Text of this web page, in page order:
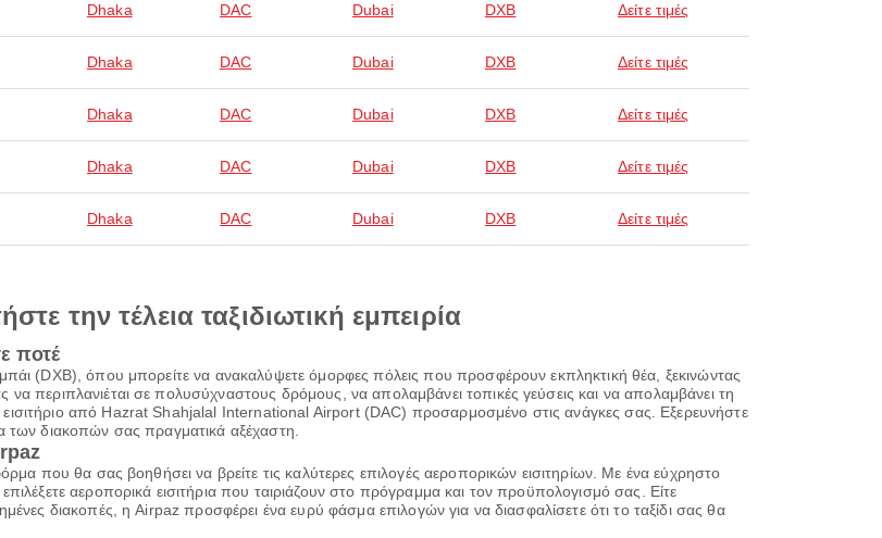
Dhaka DAC Dubai DXB Δείτε τιμές
Dhaka DAC Dubai DXB Δείτε τιμές
Dhaka DAC Dubai DXB Δείτε τιμές
Dhaka DAC Dubai DXB Δείτε τιμές
Dhaka DAC Dubai DXB Δείτε τιμές
την τέλεια ταξιδιωτική εμπειρία
ποτέ
(DXB), όπου μπορείτε να ανακαλύψετε όμορφες πόλεις που προσφέρουν εκπληκτική θέα, ξεκινώντας
περιπλανιέται σε πολυσύχναστους δρόμους, να απολαμβάνει τοπικές γεύσεις και να απολαμβάνει τη
εισιτήριο από Hazrat Shahjalal International Airport (DAC) προσαρμοσμένο στις ανάγκες σας. Εξερευνήστε
των διακοπών σας πραγματικά αξέχαστη.
που θα σας βοηθήσει να βρείτε τις καλύτερες επιλογές αεροπορικών εισιτηρίων. Με ένα εύχρηστο
αεροπορικά εισιτήρια που ταιριάζουν στο πρόγραμμα και τον προϋπολογισμό σας. Είτε
διακοπές, η Airpaz προσφέρει ένα ευρύ φάσμα επιλογών για να διασφαλίσετε ότι το ταξίδι σας θα